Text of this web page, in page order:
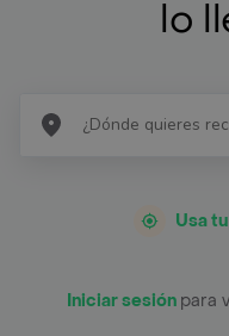
lo
Usa
Iniciar sesión para